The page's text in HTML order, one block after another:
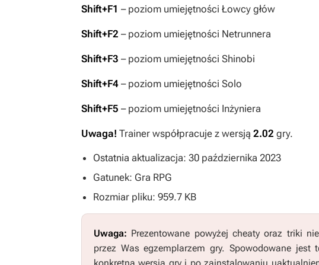
Shift+F1 – poziom umiejętności Łowcy głów
Shift+F2 – poziom umiejętności Netrunnera
Shift+F3 – poziom umiejętności Shinobi
Shift+F4 – poziom umiejętności Solo
Shift+F5 – poziom umiejętności Inżyniera
Uwaga! Trainer współpracuje z wersją 2.02 gry.
Ostatnia aktualizacja: 30 października 2023
Gatunek: Gra RPG
Rozmiar pliku: 959.7 KB
Uwaga: Prezentowane powyżej cheaty oraz triki
przez Was egzemplarzem gry. Spowodowane